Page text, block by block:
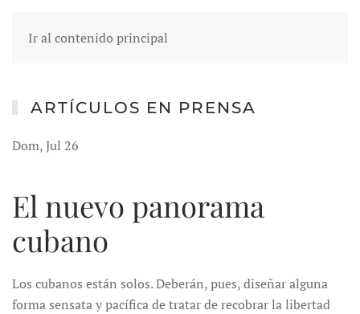
Ir al contenido principal
ARTÍCULOS EN PRENSA
Dom, Jul 26
El nuevo panorama
cubano
Los cubanos están solos. Deberán, pues, diseñar alguna
forma sensata y pacífica de tratar de recobrar la libertad